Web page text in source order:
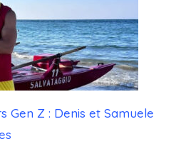
Gen Z : Denis et Samuele